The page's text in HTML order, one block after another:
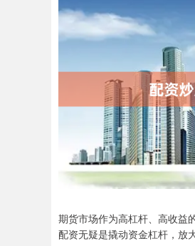
期货市场作为高杠杆、高收益
配资无疑是撬动资金杠杆，放